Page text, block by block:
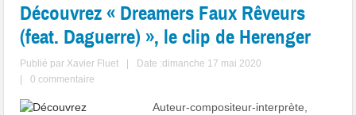
Découvrez « Dreamers Faux Rêveurs
(feat. Daguerre) », le clip de Herenger
Publié par Xavier Fluet
Date :dimanche 17 mai 2020
0 commentaire
Auteur-compositeur-interprète,